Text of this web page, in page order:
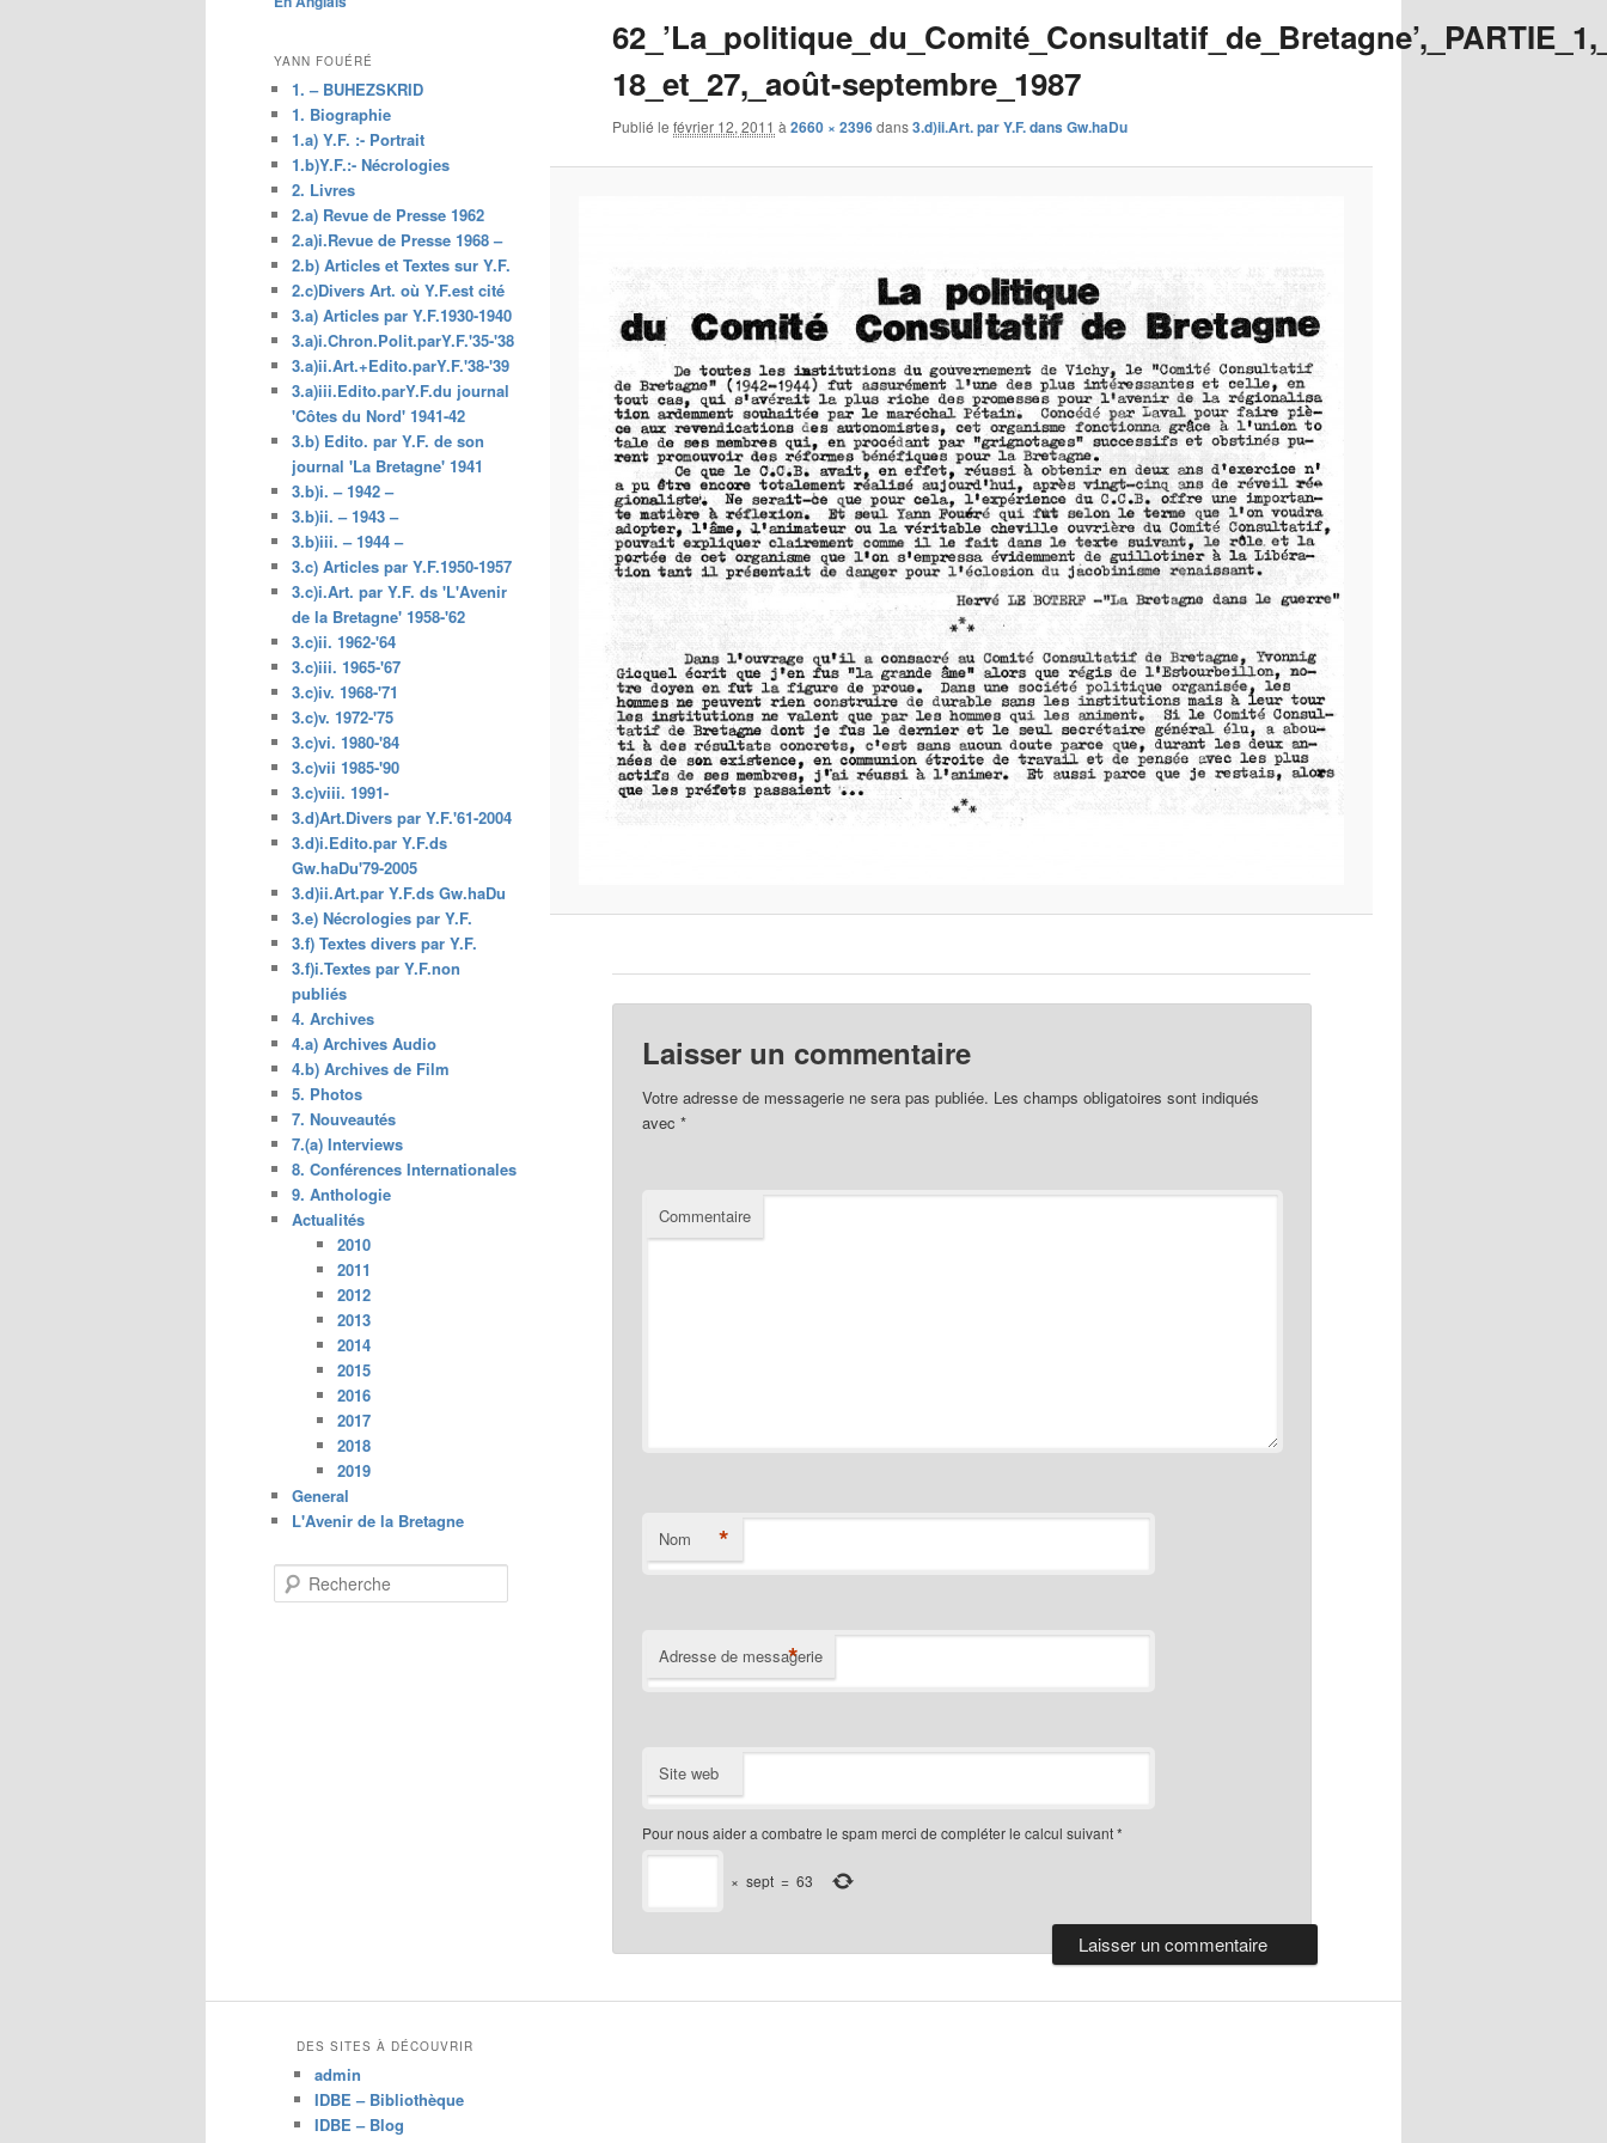
principal
18_et_27,_août-septembre_1987
Publié le février 12, 2011 à 2660 × 2396dans3.d)ii.Art. par Y.F. dans Gw.haDu
Laisser un commentaire
Votre adresse de messagerie ne sera pas publiée. Les champs obligatoires sont indiqués
avec*
Commentaire
Nom *
Adresse de messagerie
*
Site web
Pour nous aider a combatre le spam merci de compléter le calcul suivant*
× sept = 63
YANN FOUÉRÉ
1. – BUHEZSKRID
1. Biographie
1.a) Y.F. :- Portrait
1.b)Y.F.:- Nécrologies
2. Livres
2.a) Revue de Presse 1962
2.a)i.Revue de Presse 1968 –
2.b) Articles et Textes sur Y.F.
2.c)Divers Art. où Y.F.est cité
3.a) Articles par Y.F.1930-1940
3.a)i.Chron.Polit.parY.F.'35-'38
3.a)ii.Art.+Edito.parY.F.'38-'39
3.a)iii.Edito.parY.F.du journal
'Côtes du Nord' 1941-42
3.b) Edito. par Y.F. de son
journal 'La Bretagne' 1941
3.b)i. – 1942 –
3.b)ii. – 1943 –
3.b)iii. – 1944 –
3.c) Articles par Y.F.1950-1957
3.c)i.Art. par Y.F. ds 'L'Avenir
de la Bretagne' 1958-'62
3.c)ii. 1962-'64
3.c)iii. 1965-'67
3.c)iv. 1968-'71
3.c)v. 1972-'75
3.c)vi. 1980-'84
3.c)vii 1985-'90
3.c)viii. 1991-
3.d)Art.Divers par Y.F.'61-2004
3.d)i.Edito.par Y.F.ds
Gw.haDu'79-2005
3.d)ii.Art.par Y.F.ds Gw.haDu
3.e) Nécrologies par Y.F.
3.f) Textes divers par Y.F.
3.f)i.Textes par Y.F.non
publiés
4. Archives
4.a) Archives Audio
4.b) Archives de Film
5. Photos
7. Nouveautés
7.(a) Interviews
8. Conférences Internationales
9. Anthologie
Actualités
2010
2011
2012
2013
2014
2015
2016
2017
2018
2019
General
L'Avenir de la Bretagne
e
DES SITES À DÉCOUVRIR
admin
IDBE – Bibliothèque
IDBE – Blog